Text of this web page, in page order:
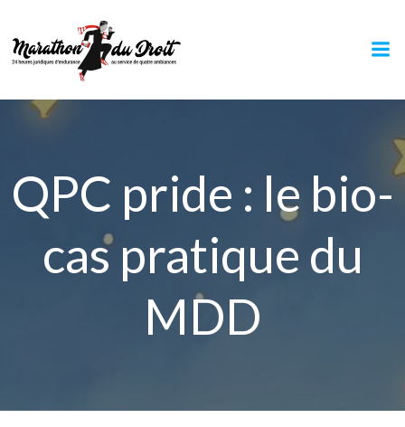
QPC pride : le bio-
cas pratique du
MDD